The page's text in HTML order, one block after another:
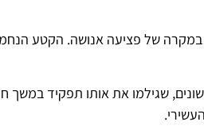
במקרה של פציעה אנושה. הקטע
היו 12 דוקטורים שונים + דוקטור אחד שלא נספר. כלומר, 13 שחקנים